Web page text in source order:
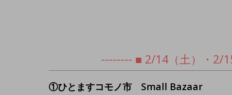
-------- ■ 2/14（土）・2/
①ひとますコモノ市 Small Bazaar